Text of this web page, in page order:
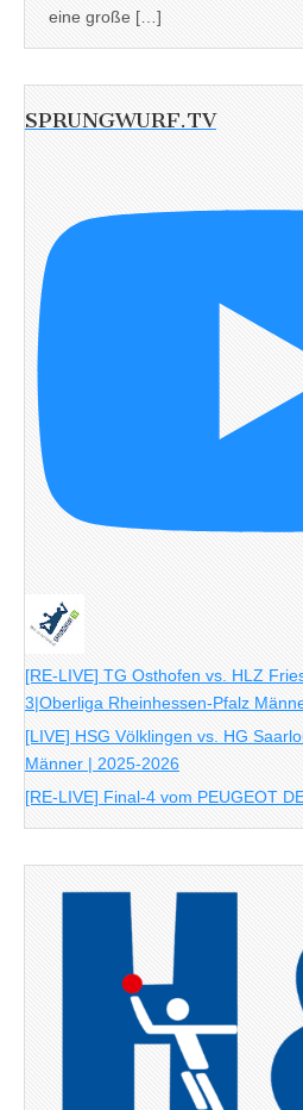
eine große […]
SPRUNGWURF.TV
[RE-LIVE] TG Osthofen vs. HLZ
3|Oberliga Rheinhessen-Pfalz
[LIVE] HSG Völklingen vs. HG
Männer | 2025-2026
[RE-LIVE] Final-4 vom PEUGEOT